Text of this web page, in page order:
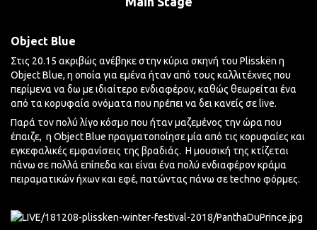
Object Blue
Στις 20.15 ακριβώς ανέβηκε στην κύρια σκηνή του Plisskën η
Object Blue, η οποία για εμένα ήταν από τους καλλιτέχνες που
περίμενα να δω με ιδιαίτερο ενδιαφέρον, καθώς θεωρείται ένα
από τα κορυφαία ονόματα που πρέπει να δει κανείς σε live.
Παρά τον πολύ λίγο κόσμο που ήταν μαζεμένος την ώρα που
έπαιζε, η Object Blue πραγματοποίησε μία από τις κορυφαίες και
εγκεφαλικές εμφανίσεις της βραδιάς. Η μουσική της κτίζεται
πάνω σε πολλά επίπεδα και είναι ένα πολύ ενδιαφέρον κράμα
πειραματικών ήχων και εφέ, πατώντας πάνω σε techno φόρμες.